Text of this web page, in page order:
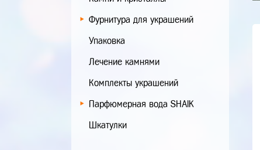
Фурнитура для украшений
Упаковка
Лечение камнями
Комплекты украшений
Парфюмерная вода SHAIK
Шкатулки